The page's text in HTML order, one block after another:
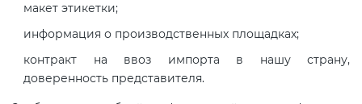
макет этикетки;
информация о производственных площадках;
контракт на ввоз импорта в нашу страну,
доверенность представителя.